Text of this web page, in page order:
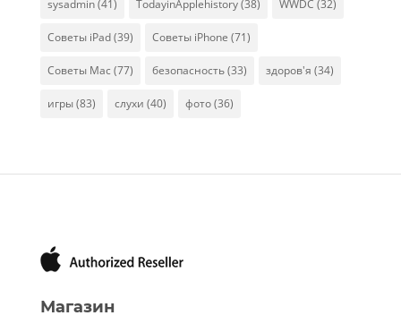
sysadmin(41) TodayinApplehistory(38) WWDC (32)
Советы iPad(39) Советы iPhone (71)
Советы Mac (77) безопасность(33) здоров'я (34)
игры(83) слухи (40) фото(36)
Магазин